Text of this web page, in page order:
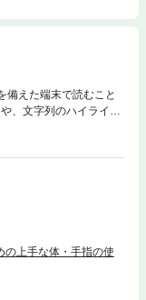
備えた端末で読むこと
、文字列のハイライ
ません。姿勢や動作の
校生・大学生等が、そ
の体操、動作のポイン
きを取り上げ、先生や
の上手な体・手指の使